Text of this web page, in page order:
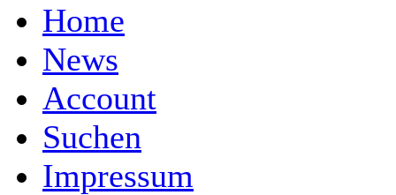
Home
News
Account
Suchen
Impressum